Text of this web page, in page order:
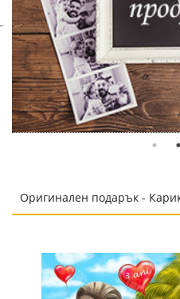
Оригинален подарък -